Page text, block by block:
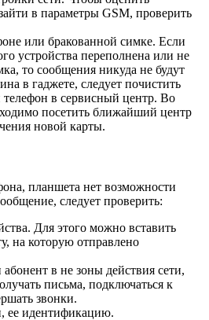
в параметры GSM, проверить
или бракованной симке. Если
устройства переполнена или не
то сообщения никуда не будут
в гаджете, следует почистить
телефон в сервисный центр. Во
посетить ближайший центр
новой карты.
планшета нет возможности
следует проверить:
Для этого можно вставить
на которую отправлено
в не зоны действия сети,
письма, подключаться к
звонки.
ее идентификацию.